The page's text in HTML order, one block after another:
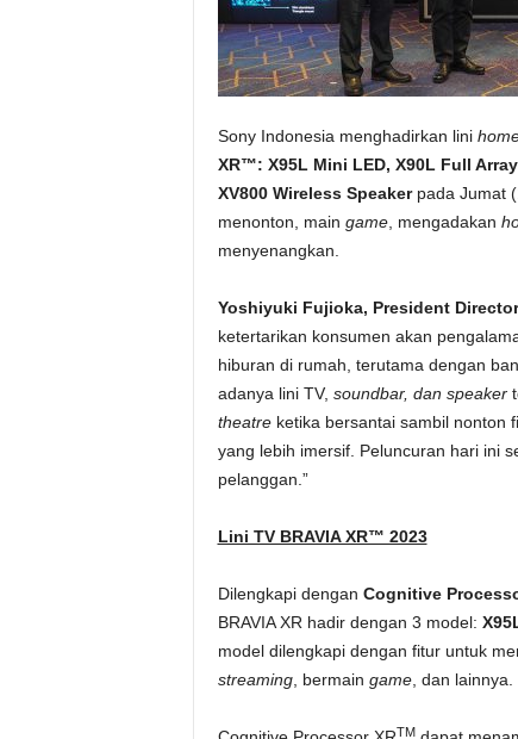
Sony Indonesia menghadirkan lini
XR™: X95L Mini LED, X90L Full
XV800 Wireless Speaker pada Jumat
menonton, main game, mengadakan
menyenangkan.
Yoshiyuki Fujioka, President
ketertarikan konsumen akan
hiburan di rumah, terutama dengan
adanya lini TV, soundbar, dan speaker
theatreketika bersantai sambil nonton
yang lebih imersif. Peluncuran hari ini
pelanggan.”
Lini TV BRAVIA XR™ 2023
Dilengkapi dengan Cognitive
BRAVIA XR hadir dengan 3 model:
model dilengkapi dengan fitur untuk
streaming, bermain game, dan lainnya.
TM